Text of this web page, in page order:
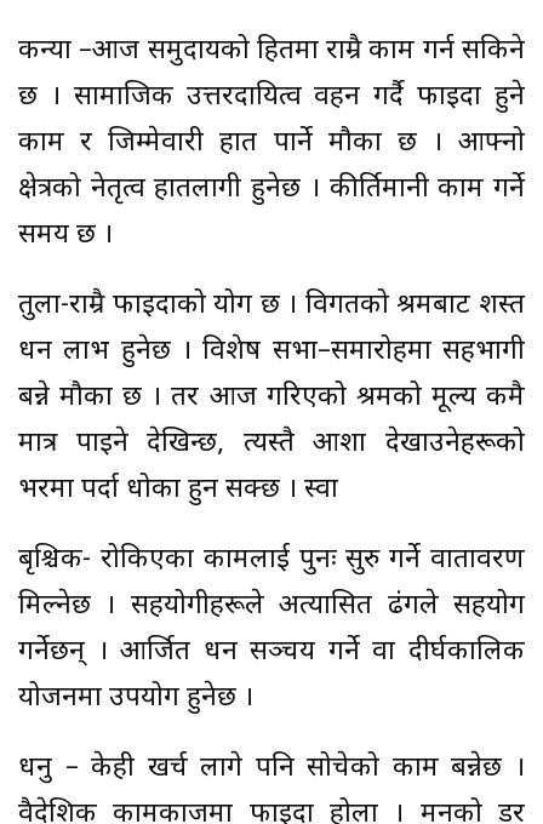
कन्या –आज समुदायको हितमा राम्रै काम गर्न सकिने
छ । सामाजिक उत्तरदायित्व वहन गर्दै फाइदा हुने
काम र जिम्मेवारी हात पार्ने मौका छ । आफ्नो
क्षेत्रको नेतृत्व हातलागी हुनेछ । कीर्तिमानी काम गर्ने
समय छ ।
तुला-राम्रै फाइदाको योग छ । विगतको श्रमबाट प्रशस्त
धन लाभ हुनेछ । विशेष सभा–समारोहमा सहभागी
बन्ने मौका छ । तर आज गरिएको श्रमको मूल्य कमै
मात्र पाइने देखिन्छ, त्यस्तै आशा देखाउनेहरूको
भरमा पर्दा धोका हुन सक्छ । स्वा
बृश्चिक- रोकिएका कामलाई पुनः सुरु गर्ने वातावरण
मिल्नेछ । सहयोगीहरूले अप्रत्यासित ढंगले सहयोग
गर्नेछन् । आर्जित धन सञ्चय गर्ने वा दीर्घकालिक
प्रयोजनमा उपयोग हुनेछ ।
धनु – केही खर्च लागे पनि सोचेको काम बन्नेछ ।
वैदेशिक कामकाजमा फाइदा होला । मनको डर